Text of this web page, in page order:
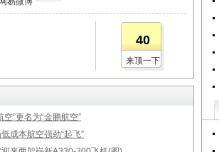
40
来顶一下
空”更名为“金鹏航空”
成本航空强劲“起飞”